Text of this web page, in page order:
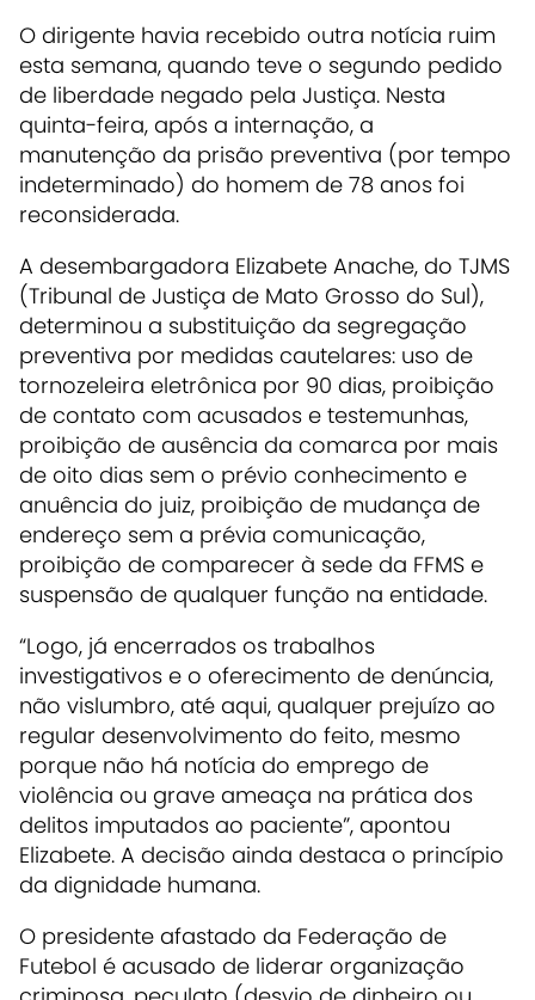
O dirigente havia recebido outra notícia ruim
esta semana, quando teve o segundo pedido
de liberdade negado pela Justiça. Nesta
quinta-feira, após a internação, a
manutenção da prisão preventiva (por tempo
indeterminado) do homem de 78 anos foi
reconsiderada.
A desembargadora Elizabete Anache, do TJMS
(Tribunal de Justiça de Mato Grosso do Sul),
determinou a substituição da segregação
preventiva por medidas cautelares: uso de
tornozeleira eletrônica por 90 dias, proibição
de contato com acusados e testemunhas,
proibição de ausência da comarca por mais
de oito dias sem o prévio conhecimento e
anuência do juiz, proibição de mudança de
endereço sem a prévia comunicação,
proibição de comparecer à sede da FFMS e
suspensão de qualquer função na entidade.
“Logo, já encerrados os trabalhos
investigativos e o oferecimento de denúncia,
não vislumbro, até aqui, qualquer prejuízo ao
regular desenvolvimento do feito, mesmo
porque não há notícia do emprego de
violência ou grave ameaça na prática dos
delitos imputados ao paciente”, apontou
Elizabete. A decisão ainda destaca o princípio
da dignidade humana.
O presidente afastado da Federação de
Futebol é acusado de liderar organização